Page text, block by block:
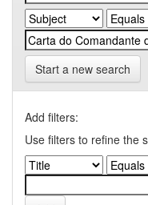
Start a new search
Add filters:
Use filters to refine the